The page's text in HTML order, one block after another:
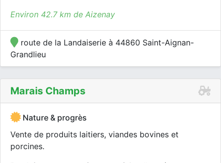
Environ 42.7 km de Aizenay
route de la Landaiserie à 44860 Saint-Aignan-
Grandlieu
Marais Champs
Nature & progrès
Vente de produits laitiers, viandes bovines et
porcines.